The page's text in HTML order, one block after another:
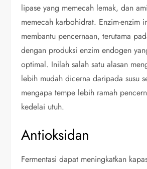
lipase yang memecah lemak, dan
memecah karbohidrat. Enzim-enzim
membantu pencernaan, terutama
dengan produksi enzim endogen
optimal. Inilah salah satu alasan
lebih mudah dicerna daripada susu
mengapa tempe lebih ramah
kedelai utuh.
Antioksidan
Fermentasi dapat meningkatkan